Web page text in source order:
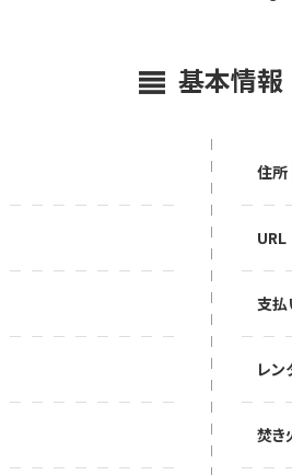
基本情報
住所
URL
支払
レン
焚き